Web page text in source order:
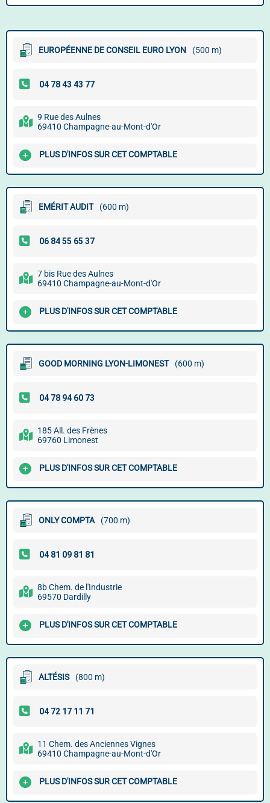
EUROPÉENNE DE CONSEIL EURO LYON (500 m)
9 Rue des Aulnes
69410 Champagne-au-Mont-d'Or
PLUS D'INFOS SUR CET COMPTABLE
EMÉRIT AUDIT (600 m)
7 bis Rue des Aulnes
69410 Champagne-au-Mont-d'Or
PLUS D'INFOS SUR CET COMPTABLE
GOOD MORNING LYON-LIMONEST (600 m)
185 All. des Frènes
69760 Limonest
PLUS D'INFOS SUR CET COMPTABLE
ONLY COMPTA (700 m)
8b Chem. de l'Industrie
69570 Dardilly
PLUS D'INFOS SUR CET COMPTABLE
ALTÉSIS (800 m)
11 Chem. des Anciennes Vignes
69410 Champagne-au-Mont-d'Or
PLUS D'INFOS SUR CET COMPTABLE